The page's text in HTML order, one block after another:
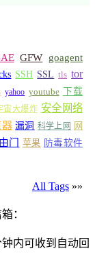
GFW
goagent
SSH SSL tls tor
yahoo youtube 下载
宙大爆炸 安全网络
漏洞 科学上网 网
门 苹果 防毒软件
All Tags »»
：
内可收到自动回